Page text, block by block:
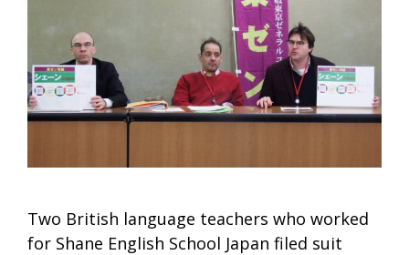
Two British language teachers who worked
for Shane English School Japan filed suit